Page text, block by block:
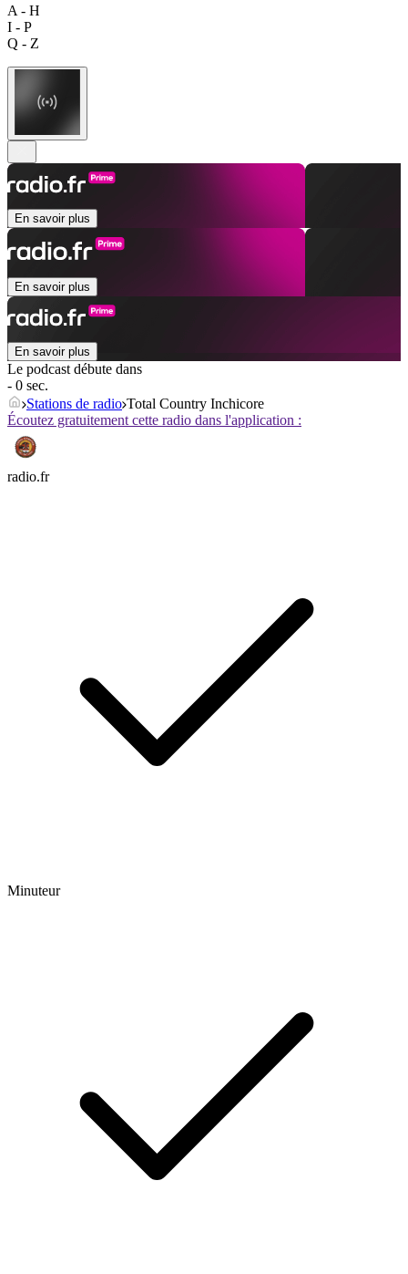
A - H
I - P
Q - Z
En savoir plus
En savoir plus
En savoir plus
Le podcast débute dans
- 0 sec.
Stations de radio Total Country Inchicore
Écoutez gratuitement cette radio dans l'application :
radio.fr
Minuteur